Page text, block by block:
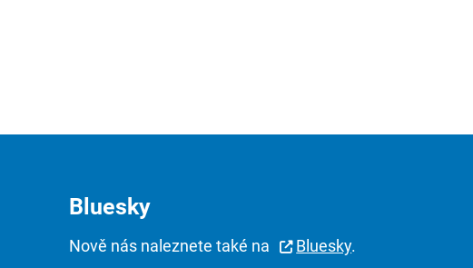
Bluesky
Nově nás naleznete také na Bluesky.